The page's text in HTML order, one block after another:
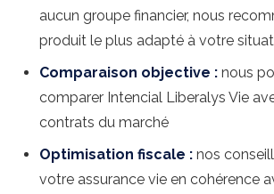
aucun groupe financier, nous
produit le plus adapté à votre
Comparaison objective : nous
comparer Intencial Liberalys Vie
contrats du marché
Optimisation fiscale : nos
votre assurance vie en cohérence